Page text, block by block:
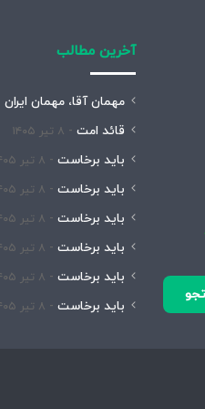
آخرین مطالب
مهمان آقا، مهمان ایران
قائد امت ۸ تیر ۱۴۰۵
باید برخاست ۸ تیر ۱۴۰۵
باید برخاست ۸ تیر ۱۴۰۵
باید برخاست ۸ تیر ۱۴۰۵
باید برخاست ۸ تیر ۱۴۰۵
باید برخاست ۸ تیر ۱۴۰۵
باید برخاست ۸ تیر ۱۴۰۵